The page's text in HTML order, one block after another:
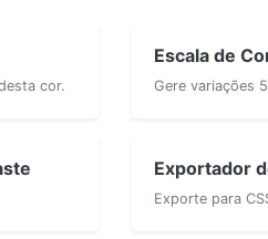
cor.
Escala de
Gere variações
Exportador
Exporte para